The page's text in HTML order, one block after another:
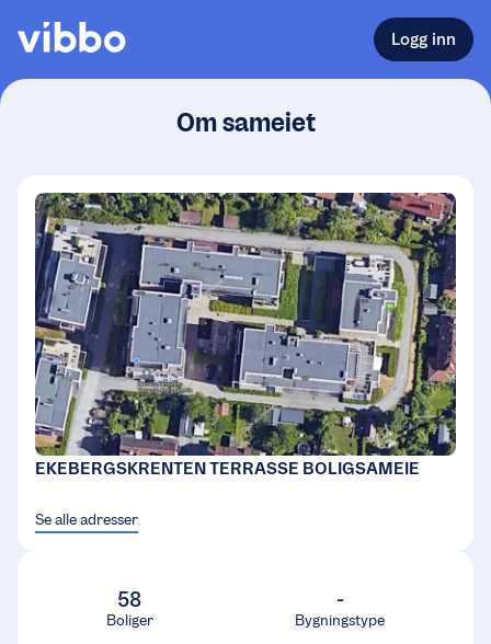
Logg inn
Om sameiet
EKEBERGSKRENTEN TERRASSE BOLIGSAMEIE
Se alle adresser
58
Boliger
-
Bygningstype